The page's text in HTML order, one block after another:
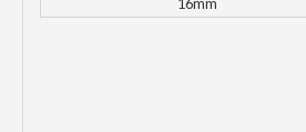
16mm